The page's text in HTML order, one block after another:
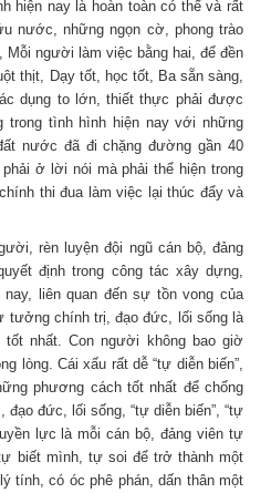
hiện nay là hoàn toàn có thể và rất
nước, những ngọn cờ, phong trào
Mỗi người làm việc bằng hai, để đền
thịt, Dạy tốt, học tốt, Ba sẵn sàng,
dụng to lớn, thiết thực phải được
trong tình hình hiện nay với những
nước đã đi chặng đường gần 40
ở lời nói mà phải thể hiện trong
thi đua làm việc lại thúc đẩy và
rèn luyện đội ngũ cán bộ, đảng
định trong công tác xây dựng,
liên quan đến sự tồn vong của
tưởng chính trị, đạo đức, lối sống là
nhất. Con người không bao giờ
lòng. Cái xấu rất dễ “tự diễn biến”,
phương cách tốt nhất để chống
đức, lối sống, “tự diễn biến”, “tự
lực là mỗi cán bộ, đảng viên tự
biết mình, tự soi để trở thành một
tính, có óc phê phán, dấn thân một